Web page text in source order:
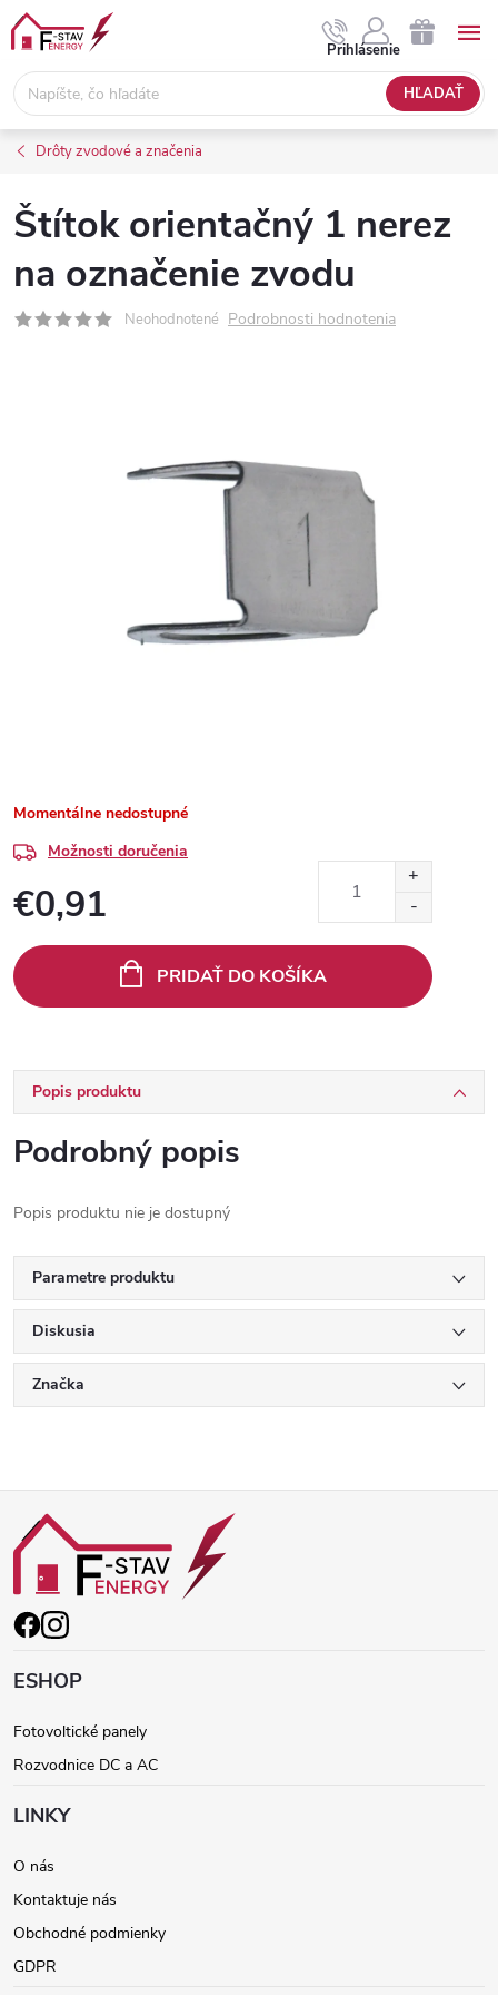
Prejsť
obsah
HĽADAŤ
Prihlásenie
NÁKUPNÝ
KOŠÍK
Drôty zvodové a značenia
Štítok orientačný 1 nerez
na označenie zvodu
Neohodnotené Podrobnosti hodnotenia
Momentálne nedostupné
Možnosti doručenia
€0,91
cena:
PRIDAŤ DO KOŠÍKA
Popis produktu
Podrobný popis
Popis produktu nie je dostupný
Parametre produktu
Diskusia
Značka
á
p
ä
e
ESHOP
Fotovoltické panely
Rozvodnice DC a AC
LINKY
O nás
Kontaktuje nás
Obchodné podmienky
GDPR